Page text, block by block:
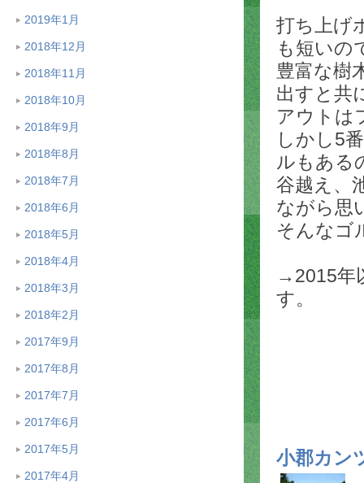
2019年1月
2018年12月
2018年11月
2018年10月
2018年9月
2018年8月
2018年7月
2018年6月
2018年5月
2018年4月
2018年3月
2018年2月
2017年9月
2017年8月
2017年7月
2017年6月
2017年5月
2017年4月
打ち上げ
も短いの
豊富な樹
出すと共
アウトは
しかし5
ルもある
谷越え、
ながら思
そんなゴ
→2015年
す。
小郡カン